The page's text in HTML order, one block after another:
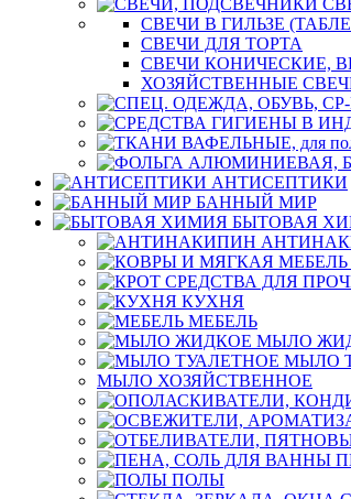
СВЕЧИ В ГИЛЬЗЕ
СВЕЧИ ДЛЯ ТОРТА
СВЕЧИ КОНИЧЕСКИЕ,
ХОЗЯЙСТВЕННЫЕ
АНТИСЕПТИКИ
БАННЫЙ МИР
БЫТОВАЯ
КУХНЯ
МЕБЕЛЬ
МЫЛО
МЫЛО
МЫЛО ХОЗЯЙСТВЕННОЕ
ПОЛЫ